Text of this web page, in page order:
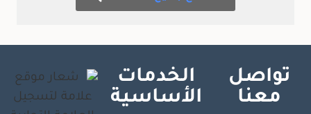
تواصل
معنا
الخدمات
الأساسية